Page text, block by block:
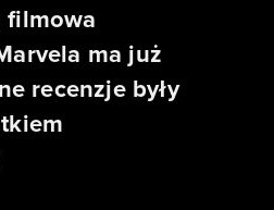
filmowa
ma już
recenzje były